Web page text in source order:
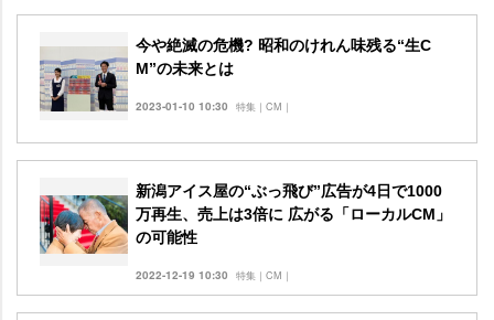
今や絶滅の危機? 昭和のけれん味残る“生C
M”の未来とは
2023-01-10 10:30 特集｜CM｜
新潟アイス屋の“ぶっ飛び”広告が4日で1000
万再生、売上は3倍に 広がる「ローカルCM」
の可能性
2022-12-19 10:30 特集｜CM｜